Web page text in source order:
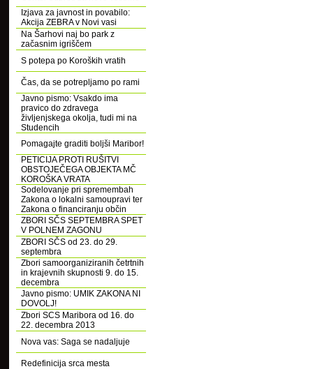
Izjava za javnost in povabilo:
Akcija ZEBRA v Novi vasi
Na Šarhovi naj bo park z
začasnim igriščem
S potepa po Koroških vratih
Čas, da se potrepljamo po rami
Javno pismo: Vsakdo ima
pravico do zdravega
življenjskega okolja, tudi mi na
Studencih
Pomagajte graditi boljši Maribor!
PETICIJA PROTI RUŠITVI
OBSTOJEČEGA OBJEKTA MČ
KOROŠKA VRATA
Sodelovanje pri spremembah
Zakona o lokalni samoupravi ter
Zakona o financiranju občin
ZBORI SČS SEPTEMBRA SPET
V POLNEM ZAGONU
ZBORI SČS od 23. do 29.
septembra
Zbori samoorganiziranih četrtnih
in krajevnih skupnosti 9. do 15.
decembra
Javno pismo: UMIK ZAKONA NI
DOVOLJ!
Zbori SCS Maribora od 16. do
22. decembra 2013
Nova vas: Saga se nadaljuje
Redefinicija srca mesta